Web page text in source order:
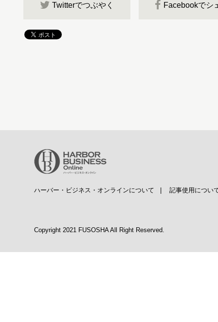
Twitterでつぶやく Facebookでシ
ハーバー・ビジネス・オンラインについて 記事使用につい
Copyright 2021 FUSOSHA All Right Reserved.